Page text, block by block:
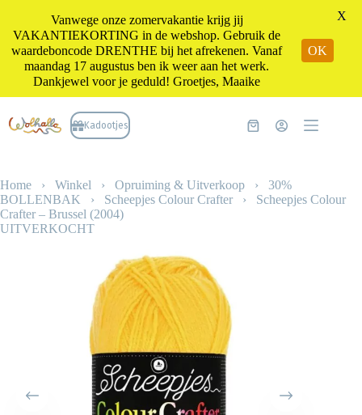
naar
de
Kadootjes Winkelwagen
Home › Winkel › Opruiming & Uitverkoop › 30%
BOLLENBAK › Scheepjes Colour Crafter › Scheepjes Colour
Crafter – Brussel (2004)
UITVERKOCHT
Vanwege onze zomervakantie krijg jij
VAKANTIEKORTING in de webshop. Gebruik de
waardeboncode DRENTHE bij het afrekenen. Vanaf
maandag 17 augustus ben ik weer aan het werk.
Dankjewel voor je geduld! Groetjes, Maaike
OK
X